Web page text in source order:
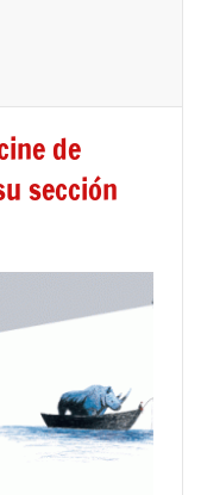
de
sección